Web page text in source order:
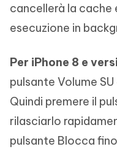
cancellerà la cache
esecuzione in
Per iPhone 8 e
pulsante Volume
Quindi premere il
rilasciarlo
pulsante Blocca